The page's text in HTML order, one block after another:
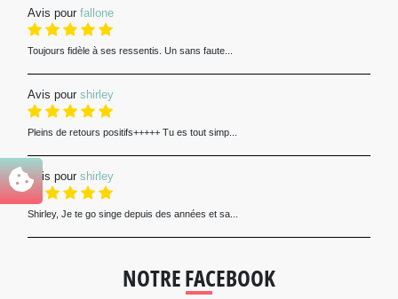
Avis pour fallone
Toujours fidèle à ses ressentis. Un sans faute...
Avis pour shirley
Pleins de retours positifs+++++ Tu es tout simp...
Avis pour shirley
Shirley, Je te go singe depuis des années et sa...
NOTRE FACEBOOK